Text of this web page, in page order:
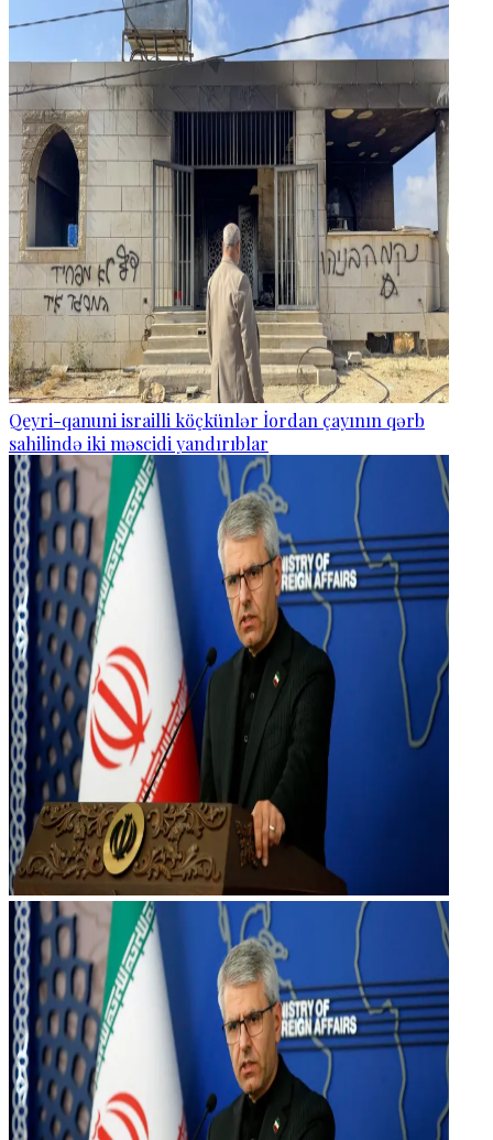
Qeyri-qanuni israilli köçkünlər İordan çayının qərb
sahilində iki məscidi yandırıblar